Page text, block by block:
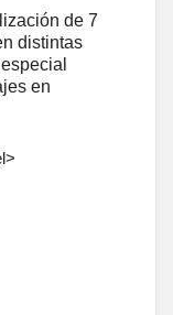
de 7
distintas
en